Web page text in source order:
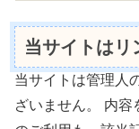
当サイトはリ
当サイトは管理人
ざいません。 内